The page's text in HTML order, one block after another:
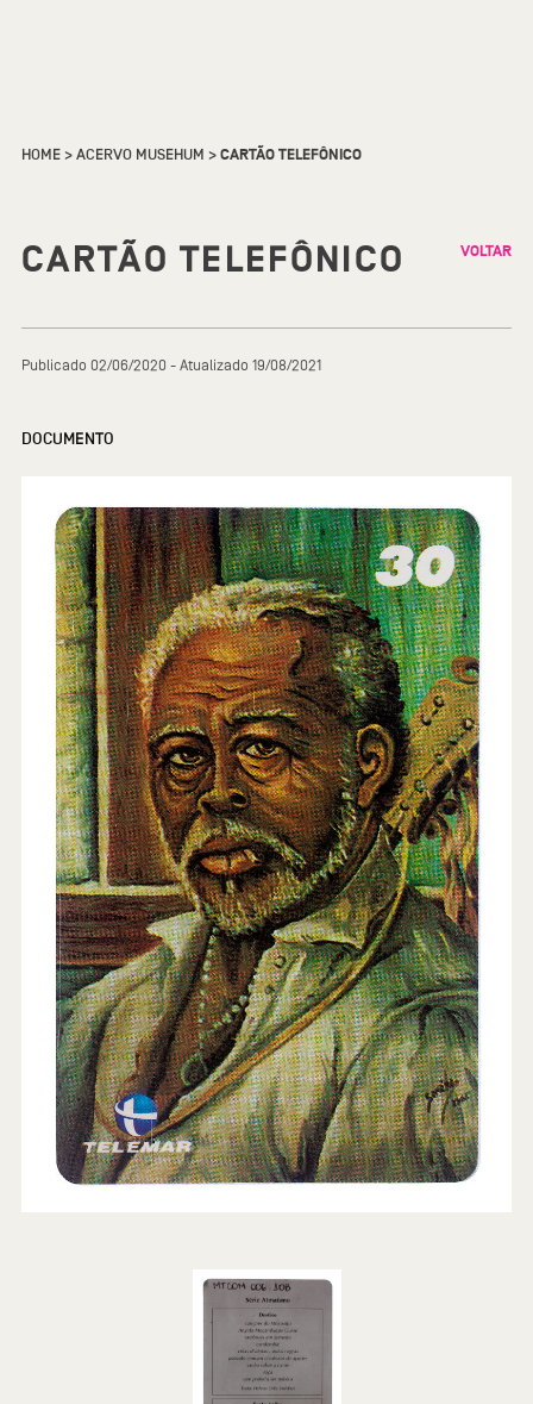
HOME>ACERVO MUSEHUM >CARTÃO TELEFÔNICO
CARTÃO TELEFÔNICO VOLTAR
Publicado 02/06/2020 - Atualizado 19/08/2021
DOCUMENTO